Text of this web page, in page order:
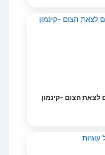
שמרים לצאת הצום -קינמון